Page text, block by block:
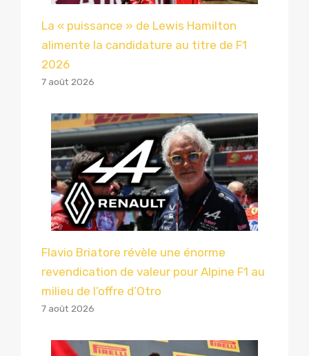
La « puissance » de Lewis Hamilton
alimente la candidature au titre de F1
2026
7 août 2026
Flavio Briatore révèle une énorme
revendication de valeur pour Alpine F1 au
milieu de l’offre d’Otro
7 août 2026